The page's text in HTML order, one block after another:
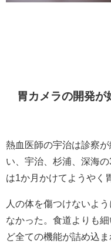
胃カメラの開発が
熱血医師の宇治は診察
い、宇治、杉浦、深海
は1か月かけてようやく
人の体を傷つけないよ
なかった。食道よりも
ど全ての機能が詰め込